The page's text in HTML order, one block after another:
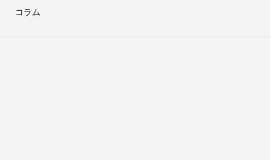
コラム